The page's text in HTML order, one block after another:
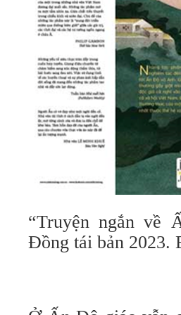
“Truyện ngắn về
Đồng tái bản 2023.